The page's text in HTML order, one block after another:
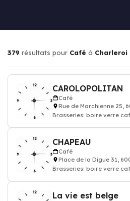
379 résultats pour Café à Charleroi
CAROLOPOLITAN
Café
Rue de Marchienne 25,
Brasseries: boire verre
CHAPEAU
Café
Place de la Digue 31,
Brasseries: boire verre
La vie est belge